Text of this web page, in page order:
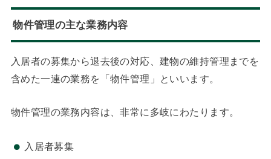
物件管理の主な業務内容
入居者の募集から退去後の対応、建物の維持管理までを
含めた一連の業務を「物件管理」といいます。
物件管理の業務内容は、非常に多岐にわたります。
入居者募集